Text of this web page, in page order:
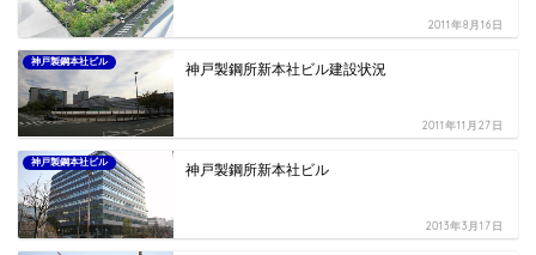
2011年8月16日
神戸製鋼本社ビル 神戸製鋼所新本社ビル建設状況
2011年11月27日
神戸製鋼本社ビル 神戸製鋼所新本社ビル
2013年3月17日